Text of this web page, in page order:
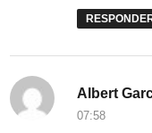
Albert
07:58